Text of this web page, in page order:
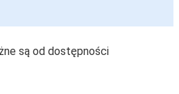
są od dostępności